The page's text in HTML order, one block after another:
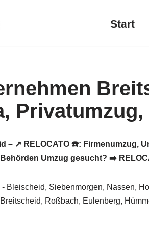
Start
– ↗️ RELOCATO ☎️: Firmenumzug,
Umzug gesucht? ➡️